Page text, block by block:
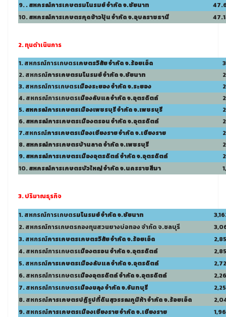
9.. สหกรณ์การเกษตรมโนรมย์ จำกัด จ.ชัยนาท
10.สหกรณ์การเกษตรกุดข้าวปุ้น จำกัด จ.อุบลราชธานี
2. ทุนดำเนินการ
1. สหกรณ์การเกษตรเกษตรวิสัย จำกัด จ.ร้อยเอ็ด
2. สหกรณ์การเกษตรมโนรมย์ จำกัด จ.ชัยนาท
3. สหกรณ์การเกษตรเมืองระยองจำกัด จ.ระยอง
4. สหกรณ์การเกษตรเมืองลับแล จำกัด จ.อุตรดิตถ์
5.สหกรณ์การเกษตรเมืองเพชรบุรี จำกัด จ.เพชรบุรี
6.สหกรณ์การเกษตรเมืองตรอนจำกัด จ.อุตรดิตถ์
7.สหกรณ์การเกษตรเมืองเชียงราย จำกัด จ.เชียงราย
8.สหกรณ์การเกษตรบ้านลาดจำกัด จ.เพชรบุรี
9.สหกรณ์การเกษตรเมืองอุตรดิตถ์ จำกัด จ.อุตรดิตถ์
10.สหกรณ์การเกษตรบัวใหญ่ จำกัด จ.นครราชสีมา
3. ปริมาณธุรกิจ
1. สหกรณ์การเกษตรมโนรมย์ จำกัด จ.ชัยนาท
2. สหกรณ์การเกษตรกองทุนสวนยางบ่อทอง จำกัด จ.ชลบุรี
3. สหกรณ์การเกษตรเกษตรวิสัย จำกัด จ.ร้อยเอ็ด
4. สหกรณ์การเกษตรเมืองตรอน จำกัด จ.อุตรดิตถ์
5. สหกรณ์การเกษตรเมืองลับแล จำกัด จ.อุตรดิตถ์
6. สหกรณ์การเกษตรเมืองอุตรดิตถ์ จำกัด จ.อุตรดิตถ์
7. สหกรณ์การเกษตรเมืองขลุงจำกัด จ.จันทบุรี
8. สหกรณ์การเกษตรปฏิรูปที่ดินสุวรรณภูมิห้า จำกัด จ.ร้อยเอ็ด
9. สหกรณ์การเกษตรเมืองเชียงราย จำกัด จ.เชียงราย